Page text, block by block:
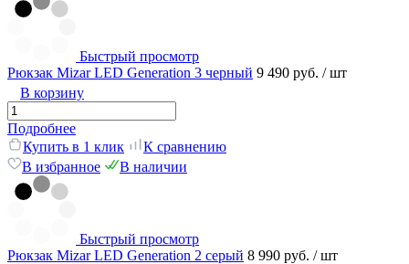
Быстрый просмотр
Рюкзак Mizar LED Generation 3 черный 9 490 руб. / шт
В корзину
Подробнее
Купить в 1 клик
К сравнению
В избранное
В наличии
Быстрый просмотр
Рюкзак Mizar LED Generation 2 серый 8 990 руб. / шт